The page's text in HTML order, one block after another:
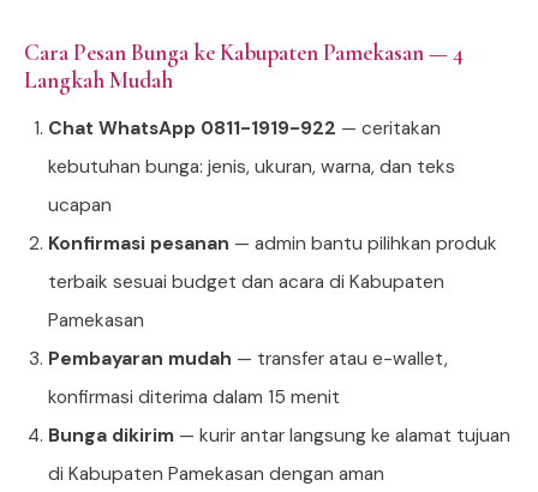
Cara Pesan Bunga ke Kabupaten Pamekasan — 4
Langkah Mudah
Chat WhatsApp 0811-1919-922 — ceritakan
kebutuhan bunga: jenis, ukuran, warna, dan teks
ucapan
Konfirmasi pesanan — admin bantu pilihkan produk
terbaik sesuai budget dan acara di Kabupaten
Pamekasan
Pembayaran mudah — transfer atau e-wallet,
konfirmasi diterima dalam 15 menit
Bunga dikirim — kurir antar langsung ke alamat tujuan
di Kabupaten Pamekasan dengan aman